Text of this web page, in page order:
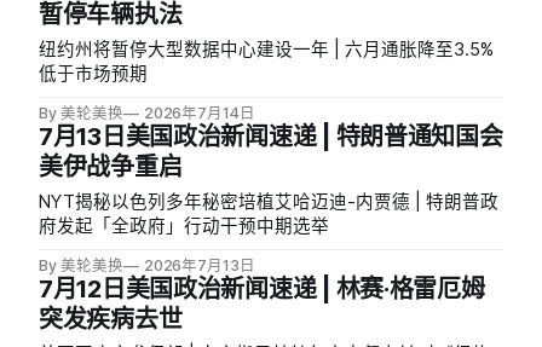
暂停车辆执法
纽约州将暂停大型数据中心建设一年 | 六月通胀降至3.5%
低于市场预期
By 美轮美换 2026年7月14日
7月13日美国政治新闻速递 | 特朗普通知国会
美伊战争重启
NYT揭秘以色列多年秘密培植艾哈迈迪-内贾德 | 特朗普政
府发起「全政府」行动干预中期选举
By 美轮美换 2026年7月13日
7月12日美国政治新闻速递 | 林赛·格雷厄姆
突发疾病去世